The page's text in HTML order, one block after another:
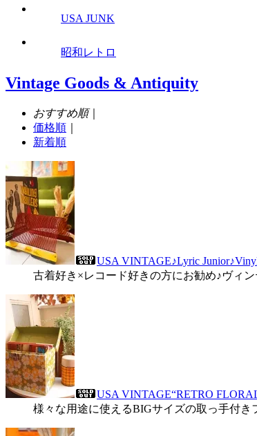
USA JUNK
昭和レトロ
Vintage Goods & Antiquity
おすすめ順｜
価格順
新着順
USA VINTAGE♪Lyric
古着好き×レコード好きの方にお勧め♪ヴィ
USA VINTAGE“RETRO
様々な用途に使えるBIGサイズの取っ手付き